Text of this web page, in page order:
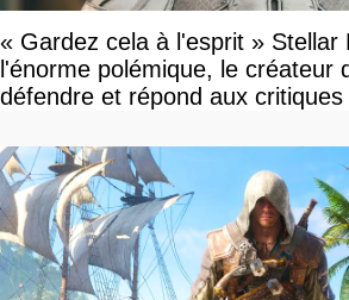
« Gardez cela à l'esprit » Stellar
l'énorme polémique, le créateur
défendre et répond aux critiques